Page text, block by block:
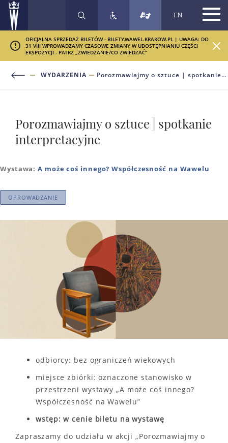
SZUKAJ EN
OFICJALNA SPRZEDAŻ BILETÓW - BILETY.WAWEL.KRAKOW.PL | UWAGA: DO
31 VIII WPROWADZAMY CZASOWE ZMIANY W UDOSTĘPNIANIU CZĘŚCI
EKSPOZYCJI - PATRZ „ZWIEDZANIE/CO ZWIEDZAĆ”
WYDARZENIA Porozmawiajmy o sztuce | spotkanie interpretacyjne
Porozmawiajmy o sztuce | spotkanie
interpretacyjne
Wystawa:A może coś innego? Współczesność na Wawelu
OPROWADZANIE
odbiorcy: bez ograniczeń wiekowych
miejsce zbiórki: oznaczone stanowisko w
przestrzeni wystawy „A może coś innego?
Współczesność na Wawelu”
wstęp: w cenie biletu na wystawę
Zapraszamy do udziału w akcji „Porozmawiajmy o